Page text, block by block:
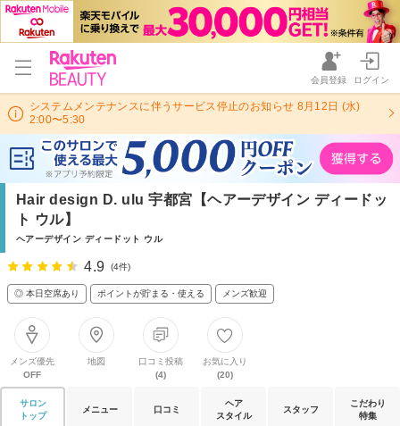
会員登録 ログイン
システムメンテナンスに伴うサービス停止のお知らせ 8月12日 (水)
2:00〜5:30
Hair design D. ulu 宇都宮【ヘアーデザイン ディードッ
ト ウル】
ヘアーデザイン ディードット ウル
4.9 (4件)
◎ 本日空席あり ポイントが貯まる・使える メンズ歓迎
メンズ優先
OFF
地図
口コミ投稿
(4)
お気に入り
(20)
サロン
トップ
メニュー 口コミ
ヘア
スタイル
スタッフ
こだわり
特集